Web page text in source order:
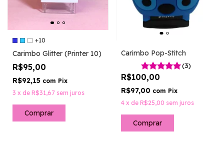
+10
Carimbo Glitter (Printer 10)
R$95,00
R$92,15 com Pix
3 x de R$31,67 sem juros
Comprar
Carimbo Pop-Stitch
(3)
R$100,00
R$97,00 com Pix
4 x de R$25,00 sem juros
Comprar